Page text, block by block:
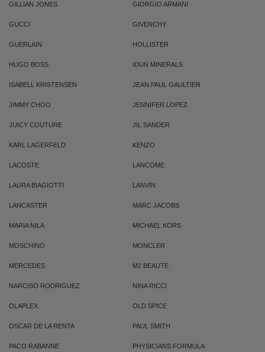
GILLIAN JONES GIORGIO ARMANI
GUCCI GIVENCHY
GUERLAIN HOLLISTER
HUGO BOSS IDUN MINERALS
ISABELL KRISTENSEN JEAN PAUL GAULTIER
JIMMY CHOO JENNIFER LOPEZ
JUICY COUTURE JIL SANDER
KARL LAGERFELD KENZO
LACOSTE LANCOME
LAURA BIAGIOTTI LANVIN
LANCASTER MARC JACOBS
MARIA NILA MICHAEL KORS
MOSCHINO MONCLER
MERCEDES M2 BEAUTE
NARCISO RODRIGUEZ NINA RICCI
OLAPLEX OLD SPICE
OSCAR DE LA RENTA PAUL SMITH
PACO RABANNE PHYSICIANS FORMULA